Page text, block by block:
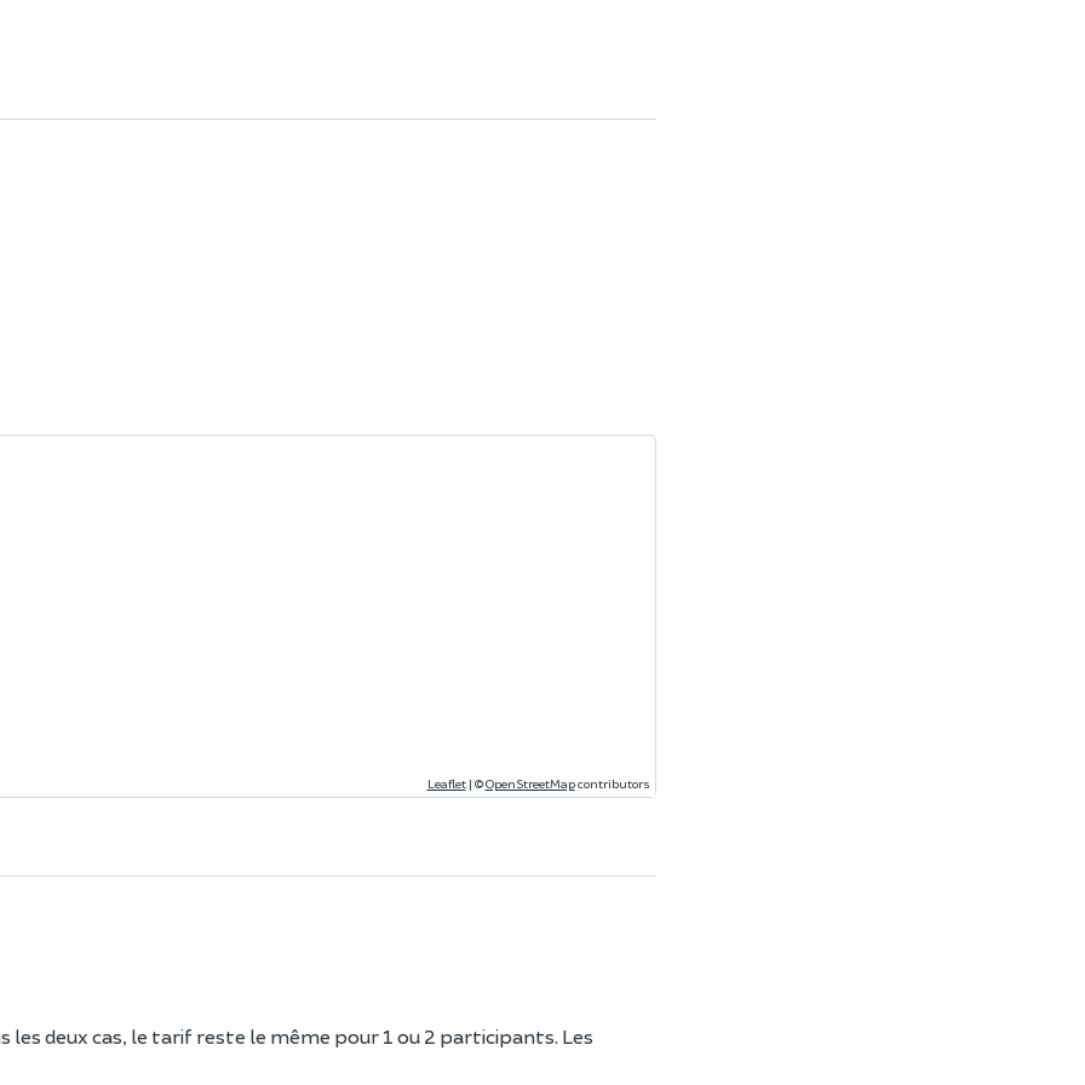
Leaflet | ©OpenStreetMapcontributors
les deux cas, le tarif reste le même pour 1 ou 2 participants. Les